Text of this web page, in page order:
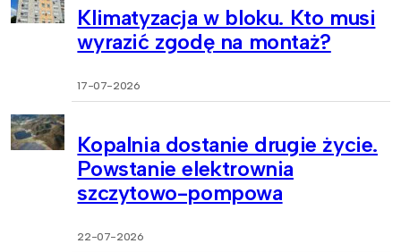
Klimatyzacja w bloku. Kto musi
wyrazić zgodę na montaż?
17-07-2026
Kopalnia dostanie drugie życie.
Powstanie elektrownia
szczytowo-pompowa
22-07-2026